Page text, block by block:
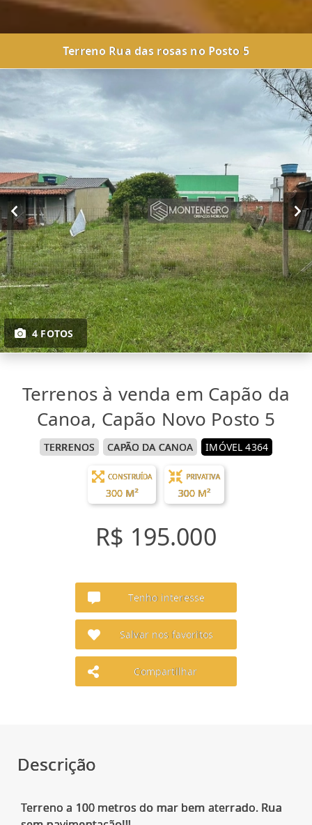
Terreno Rua das rosas no Posto 5
4 FOTOS
Terrenos à venda em Capão da
Canoa, Capão Novo Posto 5
TERRENOS CAPÃO DA CANOA IMÓVEL 4364
CONSTRUÍDA
300 M²
PRIVATIVA
300 M²
R$ 195.000
Tenho interesse
Salvar nos favoritos
Compartilhar
Descrição
Terreno a 100 metros do mar bem aterrado. Rua